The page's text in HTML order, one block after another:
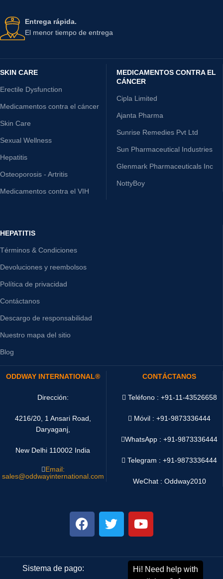
Entrega rápida.
El menor tiempo de entrega
SKIN CARE
Erectile Dysfunction
Medicamentos contra el cáncer
Skin Care
Sexual Wellness
Hepatitis
Osteoporosis - Artritis
Medicamentos contra el VIH
MEDICAMENTOS CONTRA EL
CÁNCER
Cipla Limited
Ajanta Pharma
Sunrise Remedies Pvt Ltd
Sun Pharmaceutical Industries
Glenmark Pharmaceuticals Inc
NottyBoy
HEPATITIS
Términos & Condiciones
Devoluciones y reembolsos
Política de privacidad
Contáctanos
Descargo de responsabilidad
Nuestro mapa del sitio
Blog
ODDWAY INTERNATIONAL®
Dirección:
4216/20, 1 Ansari Road,
Daryaganj,
New Delhi 110002 India
Email:
sales@oddwayinternational.com
CONTÁCTANOS
Teléfono : +91-11-43526658
Móvil : +91-9873336444
WhatsApp :+91-9873336444
Telegram : +91-9873336444
WeChat : Oddway2010
Sistema de pago: Sistema de envío: